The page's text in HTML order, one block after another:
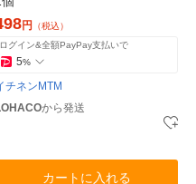
円
（税込）
ログイン&全額PayPay支払いで
5%
チネンMTM
から発送
カートに入れる